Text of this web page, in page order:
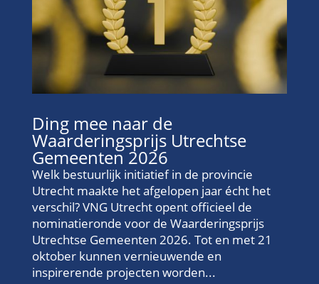
Ding mee naar de
Waarderingsprijs Utrechtse
Gemeenten 2026
Welk bestuurlijk initiatief in de provincie
Utrecht maakte het afgelopen jaar écht het
verschil? VNG Utrecht opent officieel de
nominatieronde voor de Waarderingsprijs
Utrechtse Gemeenten 2026. Tot en met 21
oktober kunnen vernieuwende en
inspirerende projecten worden...